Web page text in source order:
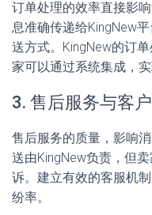
订单处理的效率直接影
息准确传递给KingNew
送方式。KingNew的订
家可以通过系统集成，实
3. 售后服务与客
售后服务的质量，影响
送由KingNew负责，但
诉。建立有效的客服机
纷率。